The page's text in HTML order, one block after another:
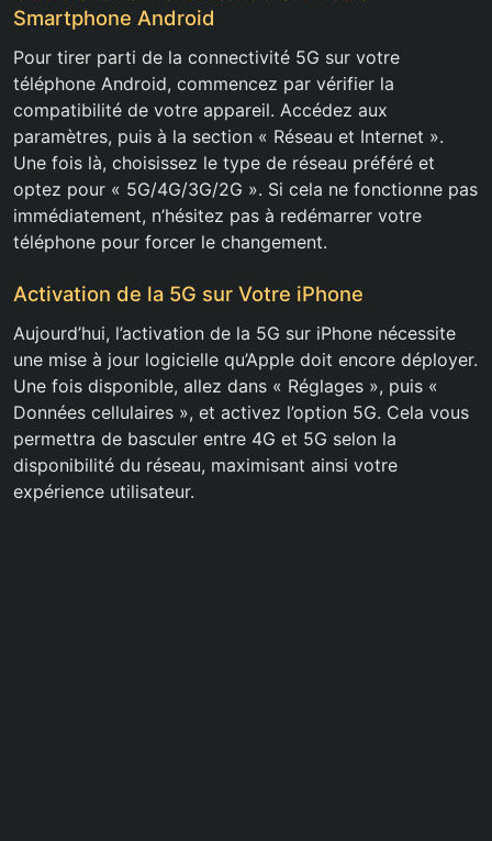
Smartphone Android
Pour tirer parti de la connectivité 5G sur votre
téléphone Android, commencez par vérifier la
compatibilité de votre appareil. Accédez aux
paramètres, puis à la section « Réseau et Internet ».
Une fois là, choisissez le type de réseau préféré et
optez pour « 5G/4G/3G/2G ». Si cela ne fonctionne pas
immédiatement, n’hésitez pas à redémarrer votre
téléphone pour forcer le changement.
Activation de la 5G sur Votre iPhone
Aujourd’hui, l’activation de la 5G sur iPhone nécessite
une mise à jour logicielle qu’Apple doit encore déployer.
Une fois disponible, allez dans « Réglages », puis «
Données cellulaires », et activez l’option 5G. Cela vous
permettra de basculer entre 4G et 5G selon la
disponibilité du réseau, maximisant ainsi votre
expérience utilisateur.